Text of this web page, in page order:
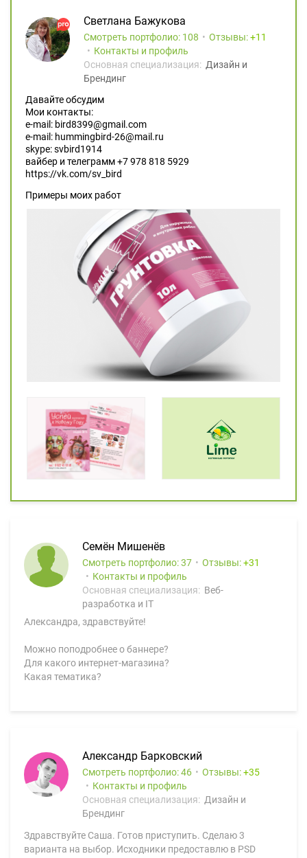
Светлана Бажукова
Смотреть портфолио: 108 Отзывы:
11
Контакты и профиль
Основная специализация: Дизайн и
Брендинг
Давайте обсудим
Мои контакты:
e-mail: bird8399@gmail.com
e-mail: hummingbird-26@mail.ru
skype: svbird1914
вайбер и телеграмм +7 978 818 5929
https://vk.com/sv_bird
Примеры моих работ
Семён Мишенёв
Смотреть портфолио: 37 Отзывы:
31
Контакты и профиль
Основная специализация: Веб-
разработка и IT
Александра, здравствуйте!
Можно поподробнее о баннере?
Для какого интернет-магазина?
Какая тематика?
Александр Барковский
Смотреть портфолио: 46 Отзывы:
35
Контакты и профиль
Основная специализация: Дизайн и
Брендинг
Здравствуйте Саша. Готов приступить. Сделаю 3
варианта на выбор. Исходники предоставлю в PSD